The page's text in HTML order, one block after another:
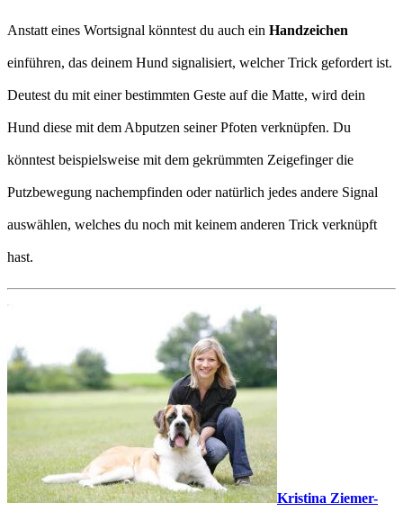
Anstatt eines Wortsignal könntest du auch ein Handzeichen
einführen, das deinem Hund signalisiert, welcher Trick gefordert ist.
Deutest du mit einer bestimmten Geste auf die Matte, wird dein
Hund diese mit dem Abputzen seiner Pfoten verknüpfen. Du
könntest beispielsweise mit dem gekrümmten Zeigefinger die
Putzbewegung nachempfinden oder natürlich jedes andere Signal
auswählen, welches du noch mit keinem anderen Trick verknüpft
hast.
Kristina Ziemer-